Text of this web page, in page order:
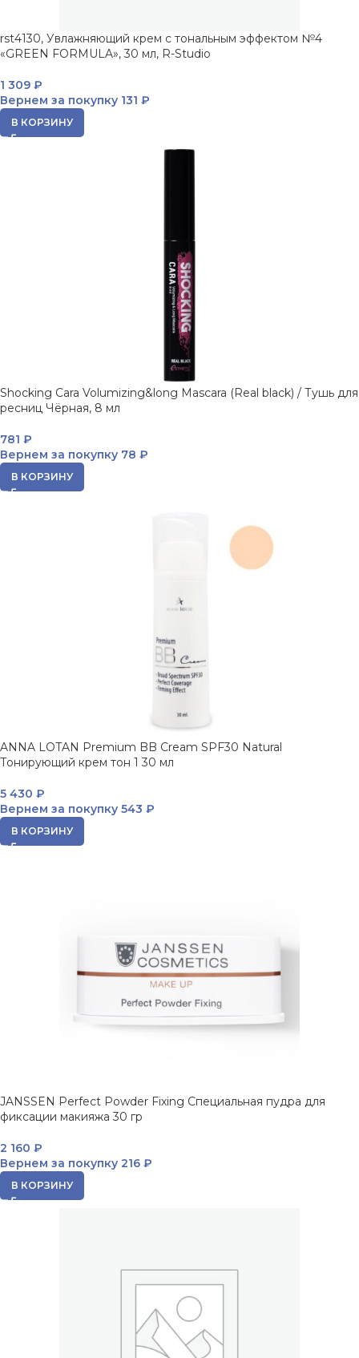
rst4130, Увлажняющий крем с тональным эффектом №4
«GREEN FORMULA», 30 мл, R-Studio
1 309 ₽
Вернем за покупку 131 ₽
В КОРЗИНУ
Shocking Cara Volumizing&long Mascara (Real black) / Тушь для
ресниц Чёрная, 8 мл
781 ₽
Вернем за покупку 78 ₽
В КОРЗИНУ
ANNA LOTAN Premium BB Cream SPF30 Natural
Тонирующий крем тон 1 30 мл
5 430 ₽
Вернем за покупку 543 ₽
В КОРЗИНУ
JANSSEN Perfect Powder Fixing Специальная пудра для
фиксации макияжа 30 гр
2 160 ₽
Вернем за покупку 216 ₽
В КОРЗИНУ